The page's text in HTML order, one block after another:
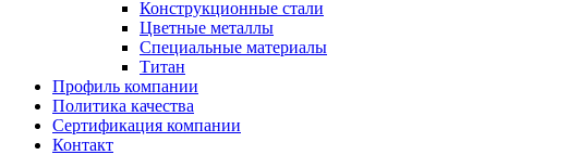
Конструкционные стали
Цветные металлы
Специальные материалы
Титан
Профиль компании
Политика качества
Сертификация компании
Контакт